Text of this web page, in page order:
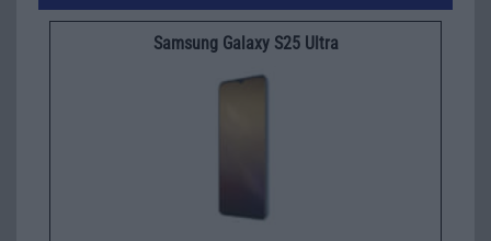
Samsung Galaxy S25 Ultra